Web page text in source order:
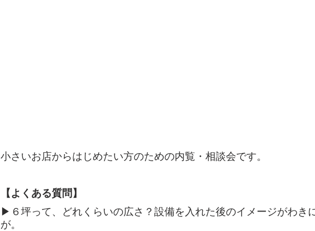
小さいお店からはじめたい方のための内覧・相談会です。
【よくある質問】
▶６坪って、どれくらいの広さ？設備を入れた後のイメージがわき
が。